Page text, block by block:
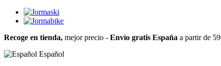
Recoge en tienda, mejor precio - Envío gratis España a partir de
Español